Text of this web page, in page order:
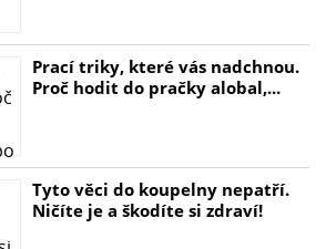
Prací triky, které vás nadchnou.
Proč hodit do pračky alobal,...
Tyto věci do koupelny nepatří.
Ničíte je a škodíte si zdraví!